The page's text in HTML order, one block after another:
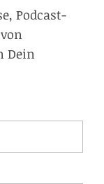
Podcast-
Dein